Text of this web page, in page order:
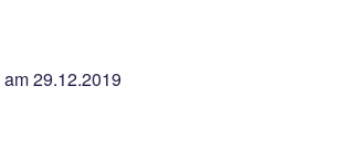
29.12.2019